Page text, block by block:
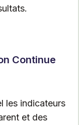
Continue
les indicateurs
et des